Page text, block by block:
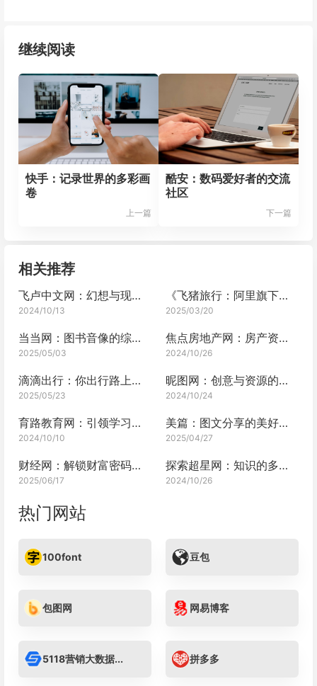
继续阅读
快手：记录世界的多彩画
卷
上一篇
酷安：数码爱好者的交流
社区
下一篇
相关推荐
飞卢中文网：幻想与现实交织的阅读乐园
2024/10/13
《飞猪旅行：阿里旗下的旅行平台》
2025/03/20
当当网：图书音像的综合商城
2025/05/03
焦点房地产网：房产资讯的热门之选
2024/10/26
滴滴出行：你出行路上的智能伴侣
2025/05/23
昵图网：创意与资源的宝库
2024/10/24
育路教育网：引领学习新风尚
2024/10/10
美篇：图文分享的美好空间
2025/04/27
财经网：解锁财富密码的专业资讯宝库
2025/06/17
探索超星网：知识的多元宝库
2024/10/26
热门网站
100font 豆包
包图网 网易博客
5118营销大数据... 拼多多